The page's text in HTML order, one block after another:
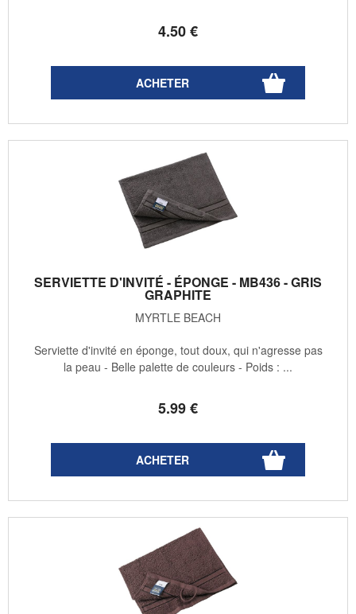
4.50€
SERVIETTE D'INVITÉ - ÉPONGE - MB436 - GRIS
GRAPHITE
MYRTLE BEACH
5.99€
Serviette d'invité en éponge, tout doux, qui n'agresse pas
la peau - Belle palette de couleurs - Poids : ...